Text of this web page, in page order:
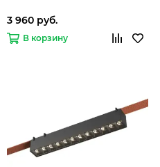
3 960 руб.
В корзину